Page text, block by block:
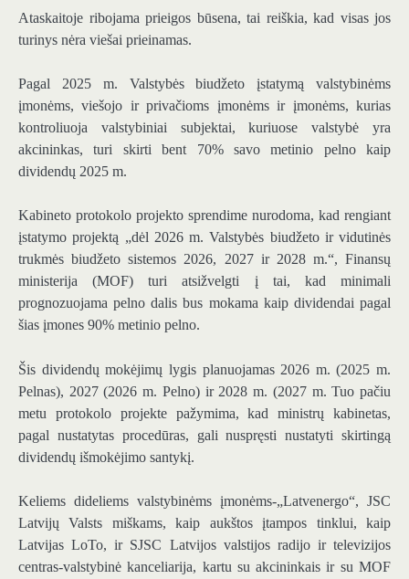
Ataskaitoje ribojama prieigos būsena, tai reiškia, kad visas jos
turinys nėra viešai prieinamas.
Pagal 2025 m. Valstybės biudžeto įstatymą valstybinėms
įmonėms, viešojo ir privačioms įmonėms ir įmonėms, kurias
kontroliuoja valstybiniai subjektai, kuriuose valstybė yra
akcininkas, turi skirti bent 70% savo metinio pelno kaip
dividendų 2025 m.
Kabineto protokolo projekto sprendime nurodoma, kad rengiant
įstatymo projektą „dėl 2026 m. Valstybės biudžeto ir vidutinės
trukmės biudžeto sistemos 2026, 2027 ir 2028 m.“, Finansų
ministerija (MOF) turi atsižvelgti į tai, kad minimali
prognozuojama pelno dalis bus mokama kaip dividendai pagal
šias įmones 90% metinio pelno.
Šis dividendų mokėjimų lygis planuojamas 2026 m. (2025 m.
Pelnas), 2027 (2026 m. Pelno) ir 2028 m. (2027 m. Tuo pačiu
metu protokolo projekte pažymima, kad ministrų kabinetas,
pagal nustatytas procedūras, gali nuspręsti nustatyti skirtingą
dividendų išmokėjimo santykį.
Keliems dideliems valstybinėms įmonėms-„Latvenergo“, JSC
Latvijų Valsts miškams, kaip aukštos įtampos tinklui, kaip
Latvijas LoTo, ir SJSC Latvijos valstijos radijo ir televizijos
centras-valstybinė kanceliarija, kartu su akcininkais ir su MOF